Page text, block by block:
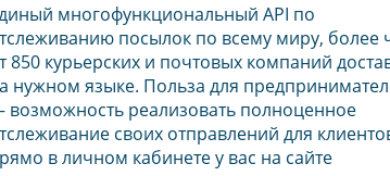
многофункциональный API по
посылок по всему миру, более
850 курьерских и почтовых компаний
нужном языке. Польза для
реализовать полноценное
своих отправлений для
в личном кабинете у вас на сайте